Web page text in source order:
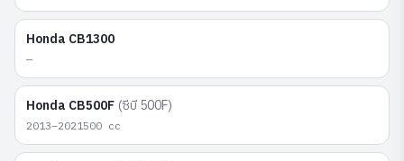
Honda CB1300
—
Honda CB500F (ซีบี 500F)
2013–2021500 cc